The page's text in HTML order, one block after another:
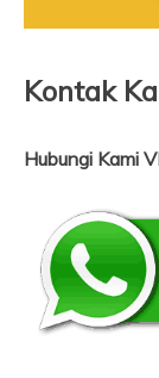
Kontak
Hubungi Kami